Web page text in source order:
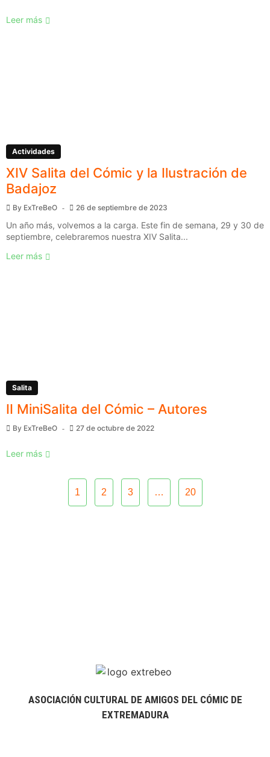
Leer más
Actividades
XIV Salita del Cómic y la Ilustración de
Badajoz
By ExTreBeO 26 de septiembre de 2023
Un año más, volvemos a la carga. Este fin de semana, 29 y 30 de
septiembre, celebraremos nuestra XIV Salita...
Leer más
Salita
II MiniSalita del Cómic – Autores
By ExTreBeO 27 de octubre de 2022
Leer más
1 2 3 … 20
ASOCIACIÓN CULTURAL DE AMIGOS DEL CÓMIC DE
EXTREMADURA